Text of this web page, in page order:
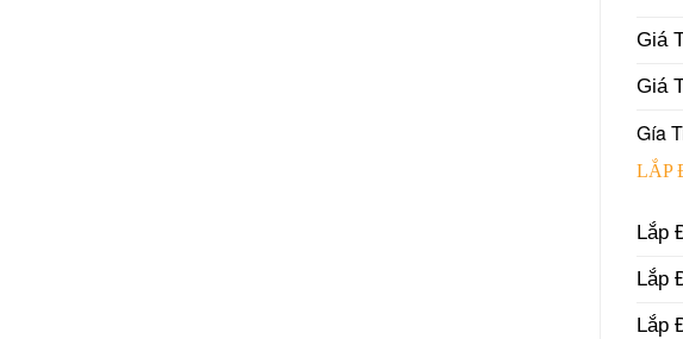
Giá
Giá
Gía
LẮP
Lắp
Lắp
Lắp